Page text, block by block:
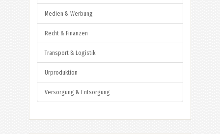
Medien & Werbung
Recht & Finanzen
Transport & Logistik
Urproduktion
Versorgung & Entsorgung